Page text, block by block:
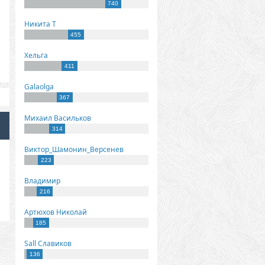
740
Никита Т
455
Хельга
411
Galaolga
367
Михаил Васильков
314
Виктор_Шамонин_Версенев
223
Владимир
216
Артюхов Николай
185
Sall Славиков
136